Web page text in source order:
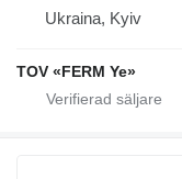
Ukraina, Kyiv
TOV «FERM Ye»